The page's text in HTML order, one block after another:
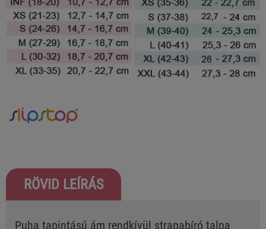
RÖVID LEÍRÁS
Puha tapintású ám rendkívül strapabíró talpa